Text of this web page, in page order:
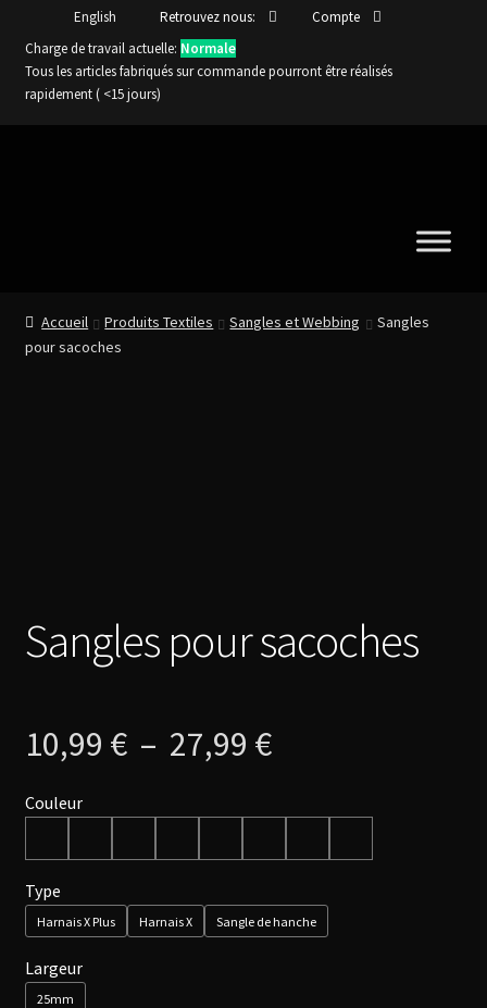
English Retrouvez nous:
Compte
Charge de travail actuelle: Normale
Tous les articles fabriqués sur commande pourront être réalisés
rapidement ( <15 jours)
Accueil Produits Textiles Sangles et Webbing
Sangles
pour sacoches
Sangles pour sacoches
10,99 € – 27,99 €Plage
prix :
10,99 €
Couleur
Type
Harnais X Plus Harnais X Sangle de hanche
Largeur
25mm